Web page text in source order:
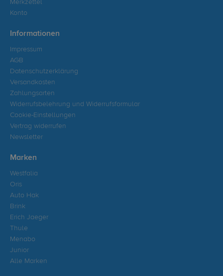
Merkzettel
Konto
Informationen
Impressum
AGB
Datenschutzerklärung
Versandkosten
Zahlungsarten
Widerrufsbelehrung und Widerrufsformular
Cookie-Einstellungen
Vertrag widerrufen
Newsletter
Marken
Westfalia
Oris
Auto Hak
Brink
Erich Jaeger
Thule
Menabo
Junior
Alle Marken